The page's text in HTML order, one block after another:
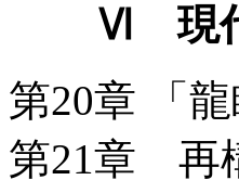
Ⅵ 現
第20章 「
第21章 再